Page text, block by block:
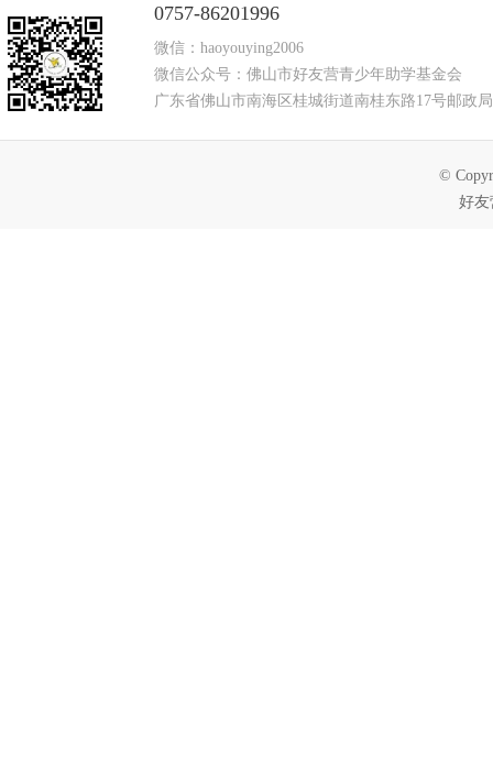
0757-86201996
微信：haoyouying2006
微信公众号：佛山市好友营青少年助学基金会
广东省佛山市南海区桂城街道南桂东路17号邮政
©
好